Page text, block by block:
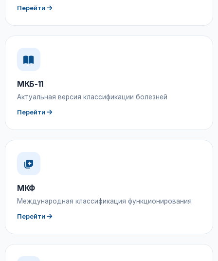
Перейти
МКБ-11
Актуальная версия классификации болезней
Перейти
МКФ
Международная классификация функционирования
Перейти